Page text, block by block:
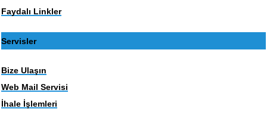
Faydalı Linkler
Servisler
Bize Ulaşın
Web Mail Servisi
İhale İşlemleri